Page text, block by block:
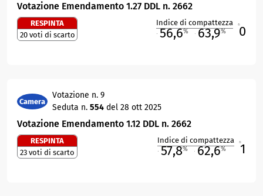
Votazione Emendamento 1.27 DDL n. 2662
RESPINTA
20 voti di scarto
Indice di compattezza
56,6% 63,9% 0
Camera
Votazione n. 9
Seduta n. 554 del 28 ott 2025
Votazione Emendamento 1.12 DDL n. 2662
RESPINTA
23 voti di scarto
Indice di compattezza
57,8% 62,6% 1